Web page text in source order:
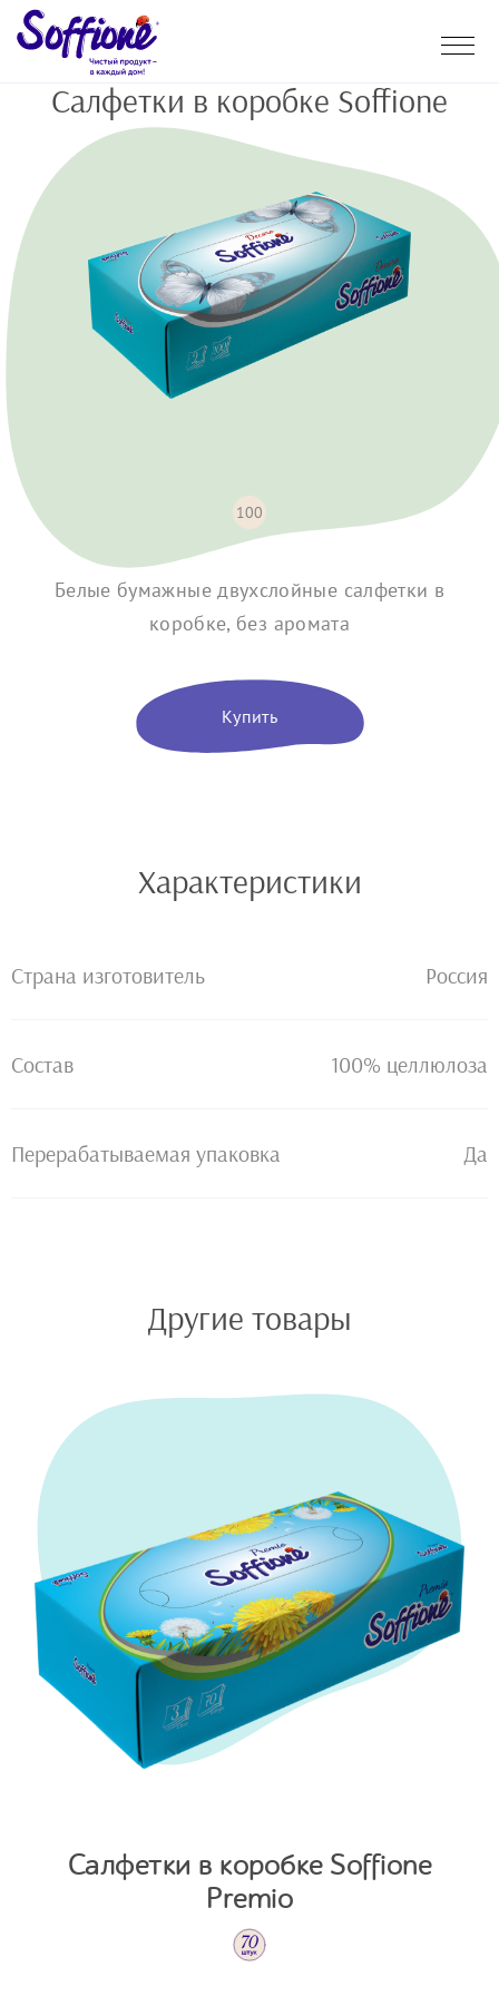
Салфетки в коробке Soffione
Белые бумажные двухслойные салфетки в
коробке, без аромата
Купить
100
Характеристики
Страна изготовитель Россия
Состав 100% целлюлоза
Перерабатываемая упаковка Да
Другие товары
Салфетки в коробке Soffione
Premio